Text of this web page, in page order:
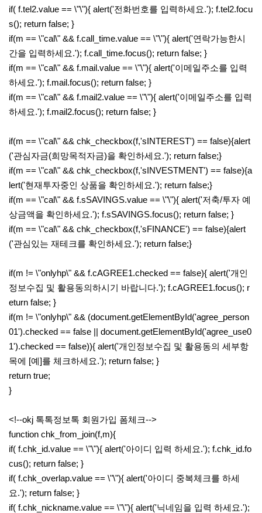
if( f.tel2.value == \"\"){ alert('전화번호를 입력하세요.'); f.tel2.focu
s(); return false; }
if(m == \"cal\" && f.call_time.value == \"\"){ alert('연락가능한시
간을 입력하세요.'); f.call_time.focus(); return false; }
if(m == \"cal\" && f.mail.value == \"\"){ alert('이메일주소를 입력
하세요.'); f.mail.focus(); return false; }
if(m == \"cal\" && f.mail2.value == \"\"){ alert('이메일주소를 입력
하세요.'); f.mail2.focus(); return false; }
if(m == \"cal\" && chk_checkbox(f,'sINTEREST') == false){alert
('관심자금(희망목적자금)을 확인하세요.'); return false;}
if(m == \"cal\" && chk_checkbox(f,'sINVESTMENT') == false){a
lert('현재투자중인 상품을 확인하세요.'); return false;}
if(m == \"cal\" && f.sSAVINGS.value == \"\"){ alert('저축/투자 예
상금액을 확인하세요.'); f.sSAVINGS.focus(); return false; }
if(m == \"cal\" && chk_checkbox(f,'sFINANCE') == false){alert
('관심있는 재테크를 확인하세요.'); return false;}
if(m != \"onlyhp\" && f.cAGREE1.checked == false){ alert('개인
정보수집 및 활용동의하시기 바랍니다.'); f.cAGREE1.focus(); r
eturn false; }
if(m != \"onlyhp\" && (document.getElementById('agree_person
01').checked == false || document.getElementById('agree_use0
1').checked == false)){ alert('개인정보수집 및 활용동의 세부항
목에 [예]를 체크하세요.'); return false; }
return true;
}
<!--okj 톡톡정보톡 회원가입 폼체크-->
function chk_from_join(f,m){
if( f.chk_id.value == \"\"){ alert('아이디 입력 하세요.'); f.chk_id.fo
cus(); return false; }
if( f.chk_overlap.value == \"\"){ alert('아이디 중복체크를 하세
요.'); return false; }
if( f.chk_nickname.value == \"\"){ alert('닉네임을 입력 하세요.');